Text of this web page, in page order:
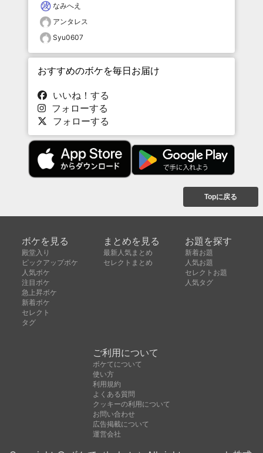
なみへえ
アンタレス
Syu0607
おすすめのボケを毎日お届け
いいね！する
フォローする
フォローする
Topに戻る
ボケを見る
殿堂入り
ピックアップボケ
人気ボケ
注目ボケ
急上昇ボケ
新着ボケ
セレクト
タグ
まとめを見る
最新人気まとめ
セレクトまとめ
お題を探す
新着お題
人気お題
セレクトお題
人気タグ
ご利用について
ボケてについて
使い方
利用規約
よくある質問
クッキーの利用について
お問い合わせ
広告掲載について
運営会社